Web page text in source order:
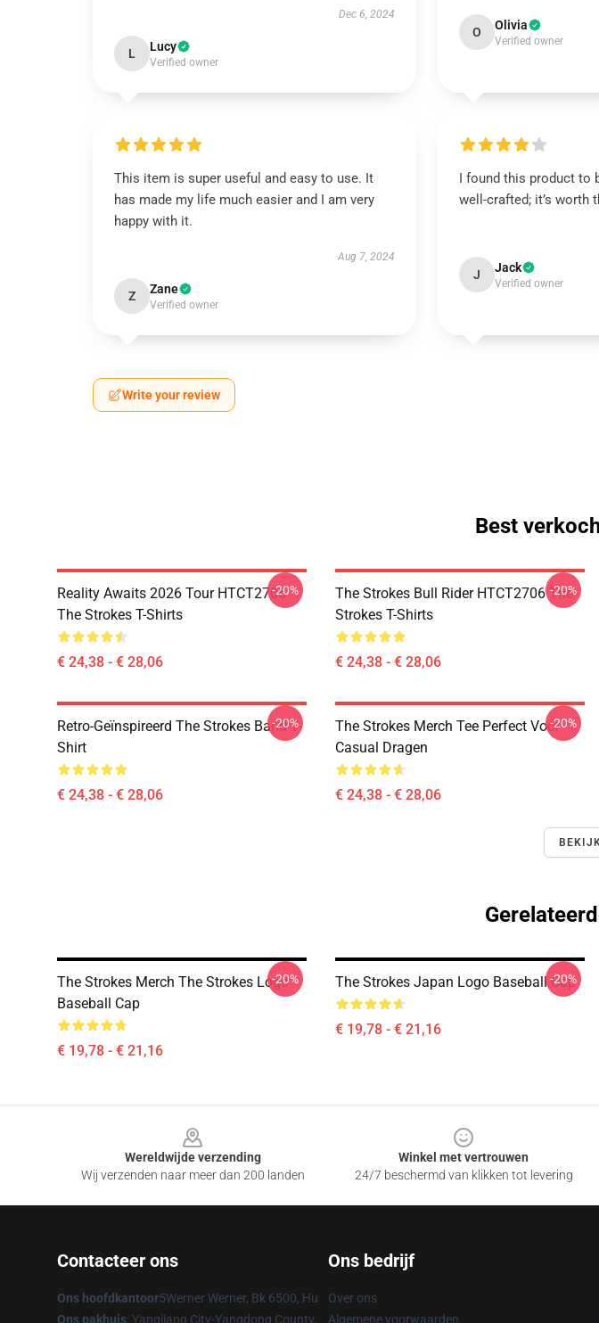
Dec 6, 2024
L Lucy
Verified owner
O Olivia
Verified owner
This item is super useful and easy to use. It
has made my life much easier and I am very
happy with it.
Aug 7, 2024
Z Zane
Verified owner
I found this product to
well-crafted; it’s worth
J Jack
Verified owner
Write your review
Best
Reality Awaits 2026 Tour HTCT2706
The Strokes T-Shirts
€ 24,38 - € 28,06
-20%
The Strokes Bull Rider HTCT2706 The
Strokes T-Shirts
€ 24,38 - € 28,06
-20%
Retro-Geïnspireerd The Strokes Band T-
Shirt
€ 24,38 - € 28,06
-20%
The Strokes Merch Tee Perfect Voor
Casual Dragen
€ 24,38 - € 28,06
-20%
The Strokes Merch The Strokes Logo
Baseball Cap
€ 19,78 - € 21,16
-20% The Strokes Japan Logo Baseball Cap
€ 19,78 - € 21,16
-20%
Wereldwijde verzending
Wij verzenden naar meer dan 200 landen
Winkel met vertrouwen
24/7 beschermd van klikken tot levering
Contacteer ons
Ons hoofdkantoor5Werner Werner, Bk 6500, Hu
Ons pakhuis: Yangjiang City-Yangdong County,
Ons bedrijf
Over ons
Algemene voorwaarden